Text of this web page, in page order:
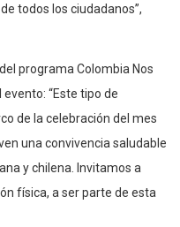
todos los ciudadanos”,
programa Colombia Nos
“Este tipo de
de la celebración del mes
una convivencia saludable
y chilena. Invitamos a
física, a ser parte de esta